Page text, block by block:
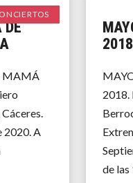
DE
MAMÁ
2020. A
2018
2018.
de las